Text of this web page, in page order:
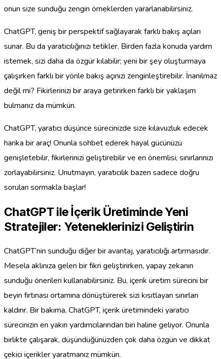
onun size sunduğu zengin örneklerden yararlanabilirsiniz.
ChatGPT, geniş bir perspektif sağlayarak farklı bakış açıları
sunar. Bu da yaratıcılığınızı tetikler. Birden fazla konuda yardım
istemek, sizi daha da özgür kılabilir; yeni bir şey oluşturmaya
çalışırken farklı bir yönle bakış açınızı zenginleştirebilir. İnanılmaz
değil mi? Fikirlerinizi bir araya getirirken farklı bir yaklaşım
bulmanız da mümkün.
ChatGPT, yaratıcı düşünce sürecinizde size kılavuzluk edecek
harika bir araç! Onunla sohbet ederek hayal gücünüzü
genişletebilir, fikirlerinizi geliştirebilir ve en önemlisi, sınırlarınızı
zorlayabilirsiniz. Unutmayın, yaratıcılık bazen sadece doğru
soruları sormakla başlar!
ChatGPT ile İçerik Üretiminde Yeni
Stratejiler: Yeteneklerinizi Geliştirin
ChatGPT’nin sunduğu diğer bir avantaj, yaratıcılığı artırmasıdır.
Mesela aklınıza gelen bir fikri geliştirirken, yapay zekanın
sunduğu önerileri kullanabilirsiniz. Bu, içerik üretim sürecini bir
beyin fırtınası ortamına dönüştürerek sizi kısıtlayan sınırları
kaldırır. Bir bakıma, ChatGPT, içerik üretimindeki yaratıcı
sürecinizin en yakın yardımcılarından biri haline geliyor. Onunla
birlikte çalışarak, düşündüğünüzden çok daha özgün ve dikkat
çekici içerikler yaratmanız mümkün.